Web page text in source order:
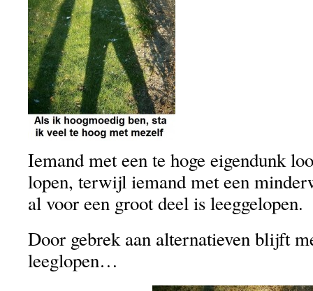
Iemand met een te hoge eigendunk
lopen, terwijl iemand met een
al voor een groot deel is leeggelopen.
Door gebrek aan alternatieven blijft
leeglopen…